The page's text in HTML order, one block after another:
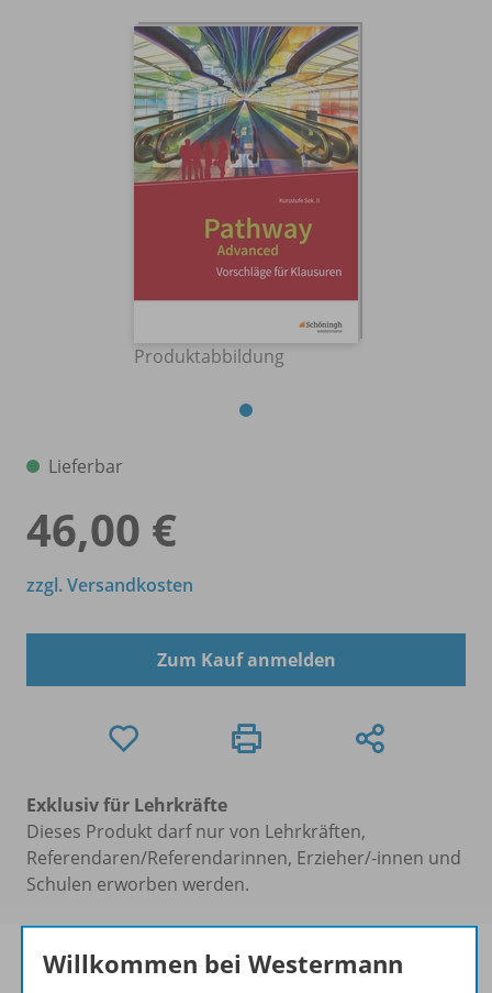
Produktabbildung
Lieferbar
46,00 €
zzgl. Versandkosten
Zum Kauf anmelden
Exklusiv für Lehrkräfte
Dieses Produkt darf nur von Lehrkräften,
Referendaren/Referendarinnen, Erzieher/-innen und
Schulen erworben werden.
Willkommen bei Westermann